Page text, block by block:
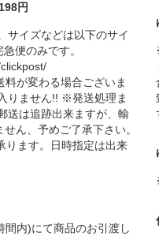
円
サイズなどは以下のサイ
便のみです。
が変わる場合ございま
りません!! ※発送処理ま
送は追跡出来ますが、輸
ん、予めご了承下さい。
ります。日時指定は出来
内)にて商品のお引渡し